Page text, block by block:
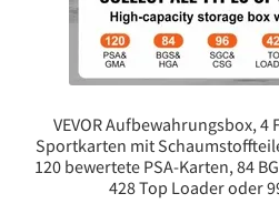
VEVOR Aufbewahrungsbox, 4
Sportkarten mit
120 bewertete PSA-Karten, 84
428 Top Loader oder